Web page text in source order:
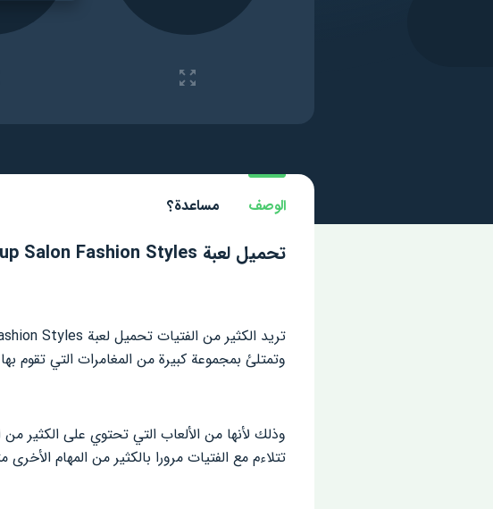
الوصف مساعدة؟
تحميل لعبة Dress up Salon Fashion Styles مهكرة
وتمتلئ بمجموعة كبيرة من المغامرات التي تقوم
وذلك لأنها من الألعاب التي تحتوي على الكثير
تتلاءم مع الفتيات مرورا بالكثير من المهام